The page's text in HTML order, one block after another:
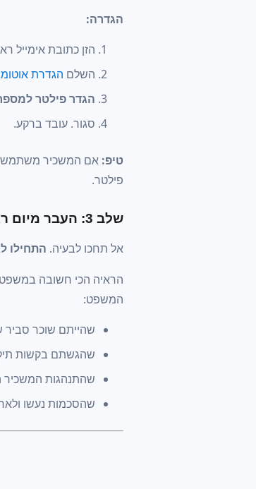
הגדרה:
הזן כתובת אימייל
השלם הגדרת
הגדר פילטר
סגור. עובד ברקע.
טיפ: אם המשכיר משתמש
פילטר.
שלב 3: העבר מיום ראשון
אל תחכו לבעיה. התחילו
הראיה הכי חשובה
המשפט:
שהייתם שוכר
שהגשתם בקשות
שהתנהגות המשכיר
שהסכמות נעשו